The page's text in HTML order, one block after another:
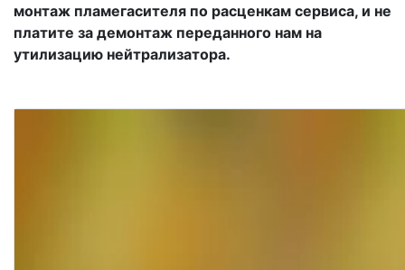
монтаж пламегасителя по расценкам сервиса, и не
платите за демонтаж переданного нам на
утилизацию нейтрализатора.